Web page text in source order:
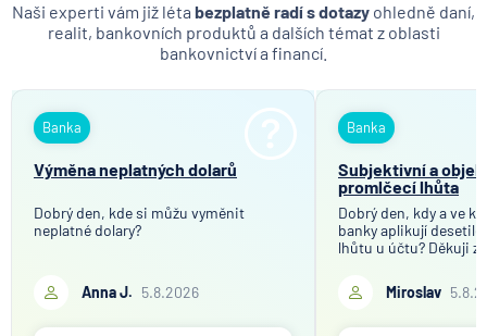
Naši experti vám již léta bezplatně radí s dotazy ohledně daní,
realit, bankovních produktů a dalších témat z oblasti
bankovnictví a financí.
Banka
Výměna neplatných dolarů
Dobrý den, kde si můžu vyměnit
neplatné dolary?
Anna J. 5.8.2026
Banka
Subjektivní a
promlčecí lhůta
Dobrý den, kdy a ve
banky aplikují
lhůtu u účtu? Děkuji
Miroslav